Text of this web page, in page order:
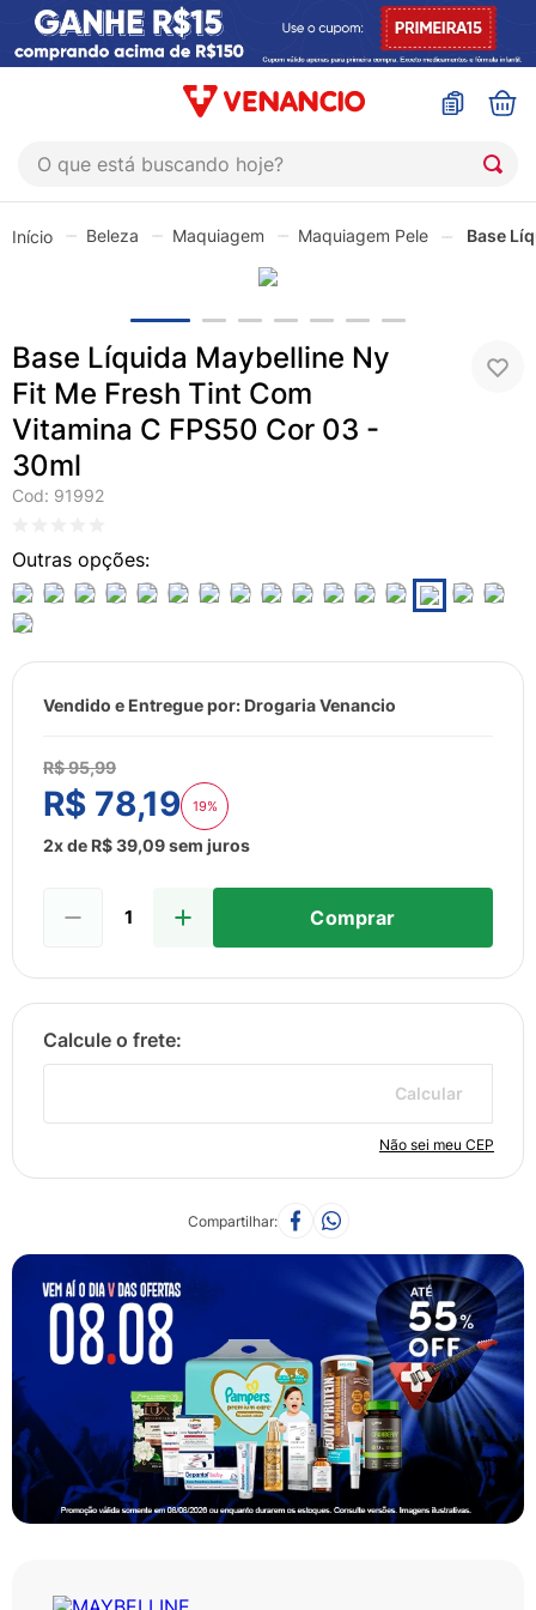
O que está buscando hoje?
Beleza Maquiagem Maquiagem Pele Base
Base Líquida Maybelline Ny
Fit Me Fresh Tint Com
Vitamina C FPS50 Cor 03 -
30ml
Cod: 91992
Vendido e Entregue por: Drogaria Venancio
R$95,99
R$ 78,19 19%
2x de R$39,09sem juros
Comprar
Não sei meu CEP
Calcular
Compartilhar
coristina
4º
fly gotas
º
protetor solar
º
lenço umedecido